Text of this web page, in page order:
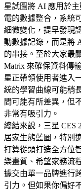
星試圖將 AI 應用於
電的數據整合，系統
細微變化，提早發現
動數據記錄，而是將
的串接。至於大家最
Matrix 來確保資料傳
星正帶領使用者進入
統的學習曲線可能稍
間可能有所差異，但
非常有吸引力。
總結來說，三星 CES
居家生態藍圖，特別
打算從頭打造全方位
樂畫質、希望家務流
據交由單一品牌進行
引力。但如果你偏好